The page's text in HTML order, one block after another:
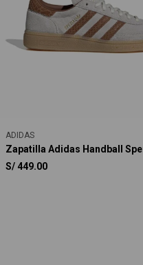
ADIDAS
Zapatilla Adidas Handball
S/ 449.00